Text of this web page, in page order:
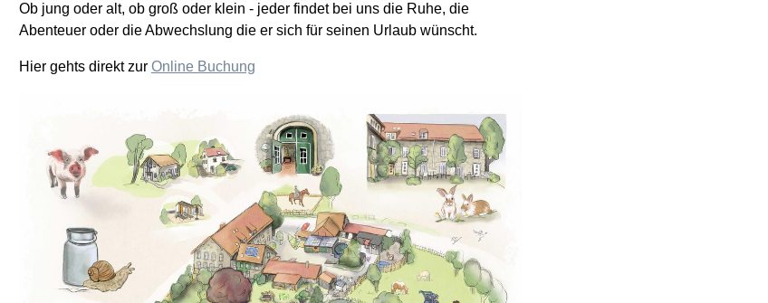
Ob jung oder alt, ob groß oder klein - jeder findet bei uns die Ruhe, die
Abenteuer oder die Abwechslung die er sich für seinen Urlaub wünscht.
Hier gehts direkt zur Online Buchung